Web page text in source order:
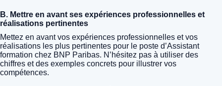
B. Mettre en avant ses expériences professionnelles et
réalisations pertinentes
Mettez en avant vos expériences professionnelles et vos
réalisations les plus pertinentes pour le poste d’Assistant
formation chez BNP Paribas. N’hésitez pas à utiliser des
chiffres et des exemples concrets pour illustrer vos
compétences.